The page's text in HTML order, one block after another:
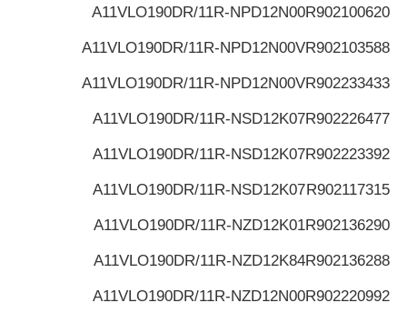
R902100620
A11VLO190DR/11R-NPD12N00
R902103588
A11VLO190DR/11R-NPD12N00V
R902233433
A11VLO190DR/11R-NPD12N00V
R902226477
A11VLO190DR/11R-NSD12K07
R902223392
A11VLO190DR/11R-NSD12K07
R902117315
A11VLO190DR/11R-NSD12K07
R902136290
A11VLO190DR/11R-NZD12K01
R902136288
A11VLO190DR/11R-NZD12K84
R902220992
A11VLO190DR/11R-NZD12N00